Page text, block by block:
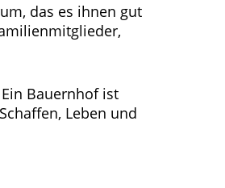
das es ihnen gut
Bauernhof ist
Leben und